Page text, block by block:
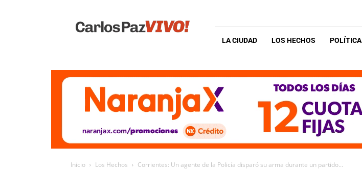
Vivo
LA CIUDAD LOS HECHOS POLÍTICA
Inicio Los Hechos Corrientes: Un agente de la Policía disparó su arma durante un partido...